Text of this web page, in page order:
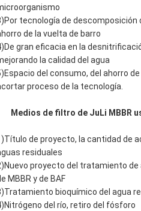
tecnología de descomposición
de la vuelta de barro
gran eficacia en la
la calidad del agua
del consumo, del ahorro
proceso de la tecnología.
Medios de filtro de JuLi MBBR
de proyecto, la cantidad de
residuales
proyecto del tratamiento
MBBR y de BAF
bioquímico del agua
del río, retiro del fósforo